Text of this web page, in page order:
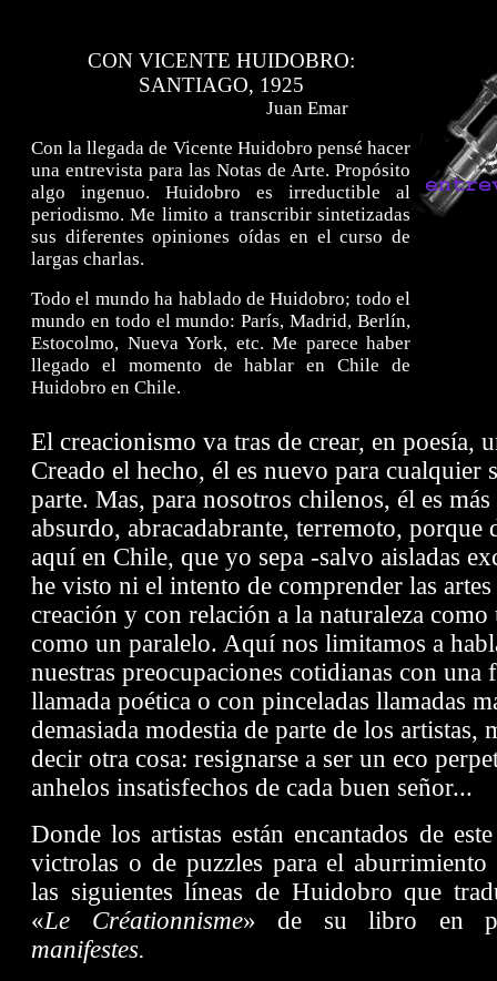
CON VICENTE HUIDOBRO:
SANTIAGO, 1925
Juan Emar
Con la llegada de Vicente Huidobro pensé hacer
una entrevista para las Notas de Arte. Propósito
algo ingenuo. Huidobro es irreductible al
periodismo. Me limito a transcribir sintetizadas
sus diferentes opiniones oídas en el curso de
largas charlas.
Todo el mundo ha hablado de Huidobro; todo el
mundo en todo el mundo: París, Madrid, Berlín,
Estocolmo, Nueva York, etc. Me parece haber
llegado el momento de hablar en Chile de
Huidobro en Chile.
El creacionismo va tras de crear, en poesía,
Creado el hecho, él es nuevo para cualquier
parte. Mas, para nosotros chilenos, él es
absurdo, abracadabrante, terremoto, porque
aquí en Chile, que yo sepa -salvo aisladas
he visto ni el intento de comprender las
creación y con relación a la naturaleza como
como un paralelo. Aquí nos limitamos a
nuestras preocupaciones cotidianas con una
llamada poética o con pinceladas llamadas
demasiada modestia de parte de los artistas,
decir otra cosa: resignarse a ser un eco
anhelos insatisfechos de cada buen señor...
Donde los artistas están encantados de
victrolas o de puzzles para el
las siguientes líneas de Huidobro que
«Le Créationnisme» de su libro en
manifestes.